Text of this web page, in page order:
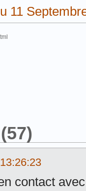
11
contact